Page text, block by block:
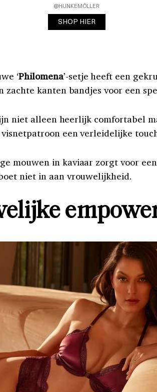
@HUNKEMÖLLER
SHOP HIER
‘Philomena’-setje heeft een
zachte kanten bandjes voor een
niet alleen heerlijk comfortabel
een verleidelijke
mouwen in kaviaar zorgt voor
niet in aan vrouwelijkheid.